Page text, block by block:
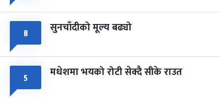
८ सुनचाँदीको मूल्य बढ्यो
५ मधेशमा भयको रोटी सेक्दै सीके राउत